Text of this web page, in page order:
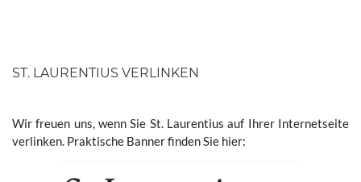
ST. LAURENTIUS VERLINKEN
Wir freuen uns, wenn Sie St. Laurentius auf Ihrer Internetseite
verlinken. Praktische Banner finden Sie hier: